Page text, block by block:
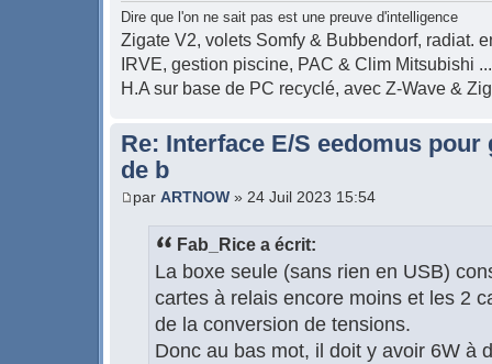
Dire que l'on ne sait pas est une preuve d'intelligence
Zigate V2, volets Somfy & Bubbendorf, radiat.
IRVE, gestion piscine, PAC & Clim Mitsubishi ...
H.A sur base de PC recyclé, avec Z-Wave &
Re: Interface E/S eedomus
de b
par ARTNOW » 24 Juil 2023 15:54
Fab_Rice a écrit:
La boxe seule (sans rien en USB)
cartes à relais encore moins et les 2
de la conversion de tensions.
Donc au bas mot, il doit y avoir 6W à